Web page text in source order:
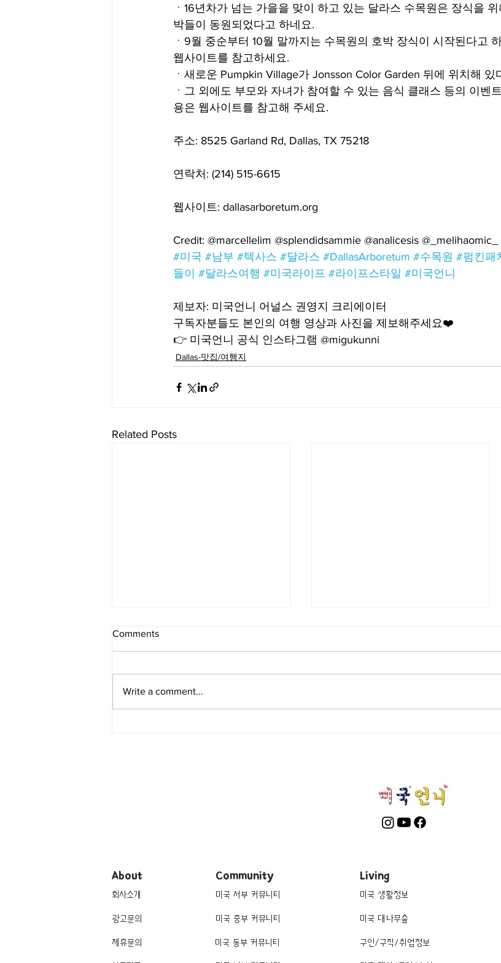
ㆍ16년차가 넘는 가을을 맞이 하고 있는 달라스 수목원은 장식을
박들이 동원되었다고 하네요.
ㆍ9월 중순부터 10월 말까지는 수목원의 호박 장식이 시작된다고
웹사이트를 참고하세요.
ㆍ새로운 Pumpkin Village가 Jonsson Color Garden 뒤에 위치해 있
ㆍ그 외에도 부모와 자녀가 참여할 수 있는 음식 클래스 등의 이벤
용은 웹사이트를 참고해 주세요.
주소: 8525 Garland Rd, Dallas, TX 75218
연락처: (214) 515-6615
웹사이트: dallasarboretum.org
Credit: @marcellelim @splendidsammie @analicesis @_melihaomic_
#미국 #남부 #텍사스 #달라스 #DallasArboretum #수목원 #펌킨패
들이
#달라스여행 #미국라이프 #라이프스타일 #미국언니
제보자: 미국언니 어널스 권영지 크리에이터
구독자분들도 본인의 여행 영상과 사진을 제보해주세요❤️
👉 미국언니 공식 인스타그램 @migukunni
Dallas-맛집/여행지
Related Posts
Comments
Write a comment...
About
회사소개
광고문의
제휴문의
Community
미국 서부 커뮤니티
미국 중부 커뮤니티
미국 동부 커뮤니티
Living
미국 생활정보
미국 대나무숲
구인/구직/취업정보